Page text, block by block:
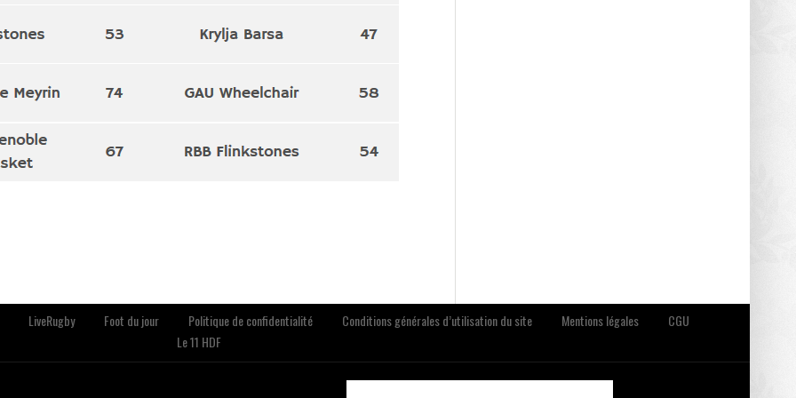
LiveRugby Foot du jour Politique de confidentialité Conditions générales d’utilisation du site Mentions légales
CGU
Le 11 HDF